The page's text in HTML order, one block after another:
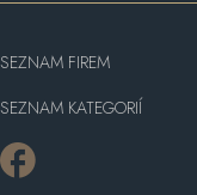
SEZNAM FIREM
SEZNAM KATEGORIÍ